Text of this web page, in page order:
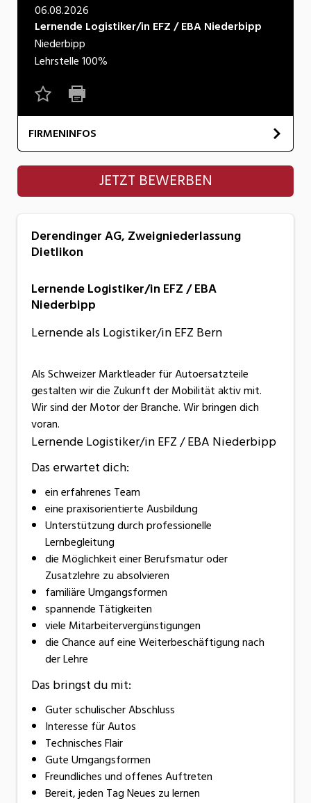
Natur
Verkehr/Logistik
Wirtschaft/Verwaltung
06.08.2026
Lernende Logistiker/in EFZ / EBA Niederbipp
Niederbipp
Lehrstelle100%
FIRMENINFOS
Derendinger AG, Zweigniederlassung
JETZT BEWERBEN
Derendinger AG, Zweigniederlassung
Dietlikon
Lernende Logistiker/in EFZ / EBA
Niederbipp
Lernende als Logistiker/in EFZ Bern
Als Schweizer Marktleader für Autoersatzteile
gestalten wir die Zukunft der Mobilität aktiv mit.
Wir sind der Motor der Branche. Wir bringen dich
voran.
Lernende Logistiker/in EFZ / EBA Niederbipp
Das erwartet dich:
ein erfahrenes Team
eine praxisorientierte Ausbildung
Unterstützung durch professionelle
Lernbegleitung
die Möglichkeit einer Berufsmatur oder
Zusatzlehre zu absolvieren
familiäre Umgangsformen
spannende Tätigkeiten
viele Mitarbeitervergünstigungen
die Chance auf eine Weiterbeschäftigung nach
der Lehre
Das bringst du mit:
Guter schulischer Abschluss
Interesse für Autos
Technisches Flair
Gute Umgangsformen
Freundliches und offenes Auftreten
Bereit, jeden Tag Neues zu lernen